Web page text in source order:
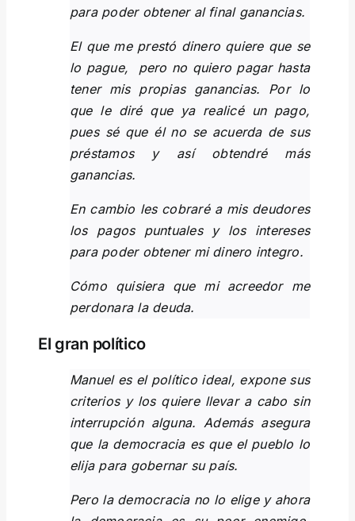
para poder obtener al final ganancias.
El que me prestó dinero quiere que se
lo pague, pero no quiero pagar hasta
tener mis propias ganancias. Por lo
que le diré que ya realicé un pago,
pues sé que él no se acuerda de sus
préstamos y así obtendré más
ganancias.
En cambio les cobraré a mis deudores
los pagos puntuales y los intereses
para poder obtener mi dinero integro.
Cómo quisiera que mi acreedor me
perdonara la deuda.
El gran político
Manuel es el político ideal, expone sus
criterios y los quiere llevar a cabo sin
interrupción alguna. Además asegura
que la democracia es que el pueblo lo
elija para gobernar su país.
Pero la democracia no lo elige y ahora